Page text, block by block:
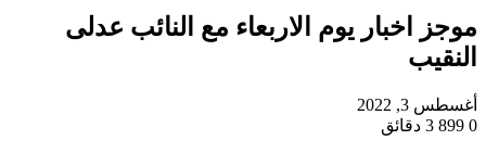
موجز اخبار يوم الاربعاء مع النائب عدلى
النقيب
أغسطس 3, 2022
0
3 دقائق